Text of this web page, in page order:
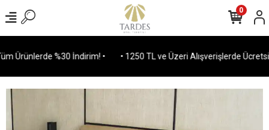
Ürünlerde %30 İndirim! • • 1250 TL ve Üzeri Alışverişlerde Ücretsiz
0